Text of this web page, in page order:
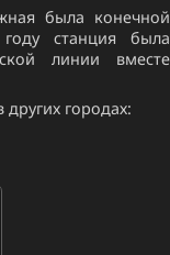
была конечной
станция была
линии вместе
городах: